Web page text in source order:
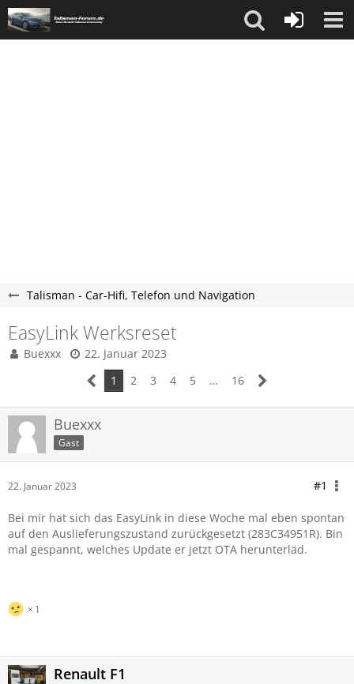
Talisman - Car-Hifi, Telefon und Navigation
EasyLink Werksreset
Buexxx
22. Januar 2023
1
2 3 4 5 … 16
Buexxx
Gast
22. Januar 2023 #1
Bei mir hat sich das EasyLink in diese Woche mal eben spontan
auf den Auslieferungszustand zurückgesetzt (283C34951R). Bin
mal gespannt, welches Update er jetzt OTA herunterläd.
1
Renault F1